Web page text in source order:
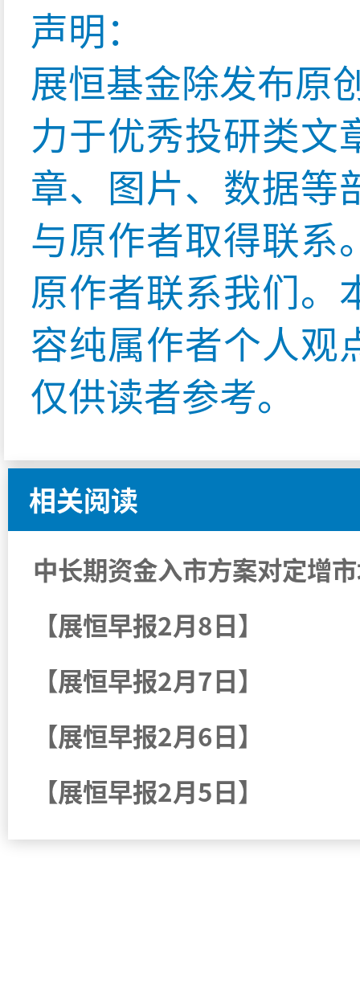
声明：
展恒基金除发布原
力于优秀投研类文
章、图片、数据等
与原作者取得联系
原作者联系我们。
容纯属作者个人观
仅供读者参考。
相关阅读
中长期资金入市方案对定增
【展恒早报2月8日】
【展恒早报2月7日】
【展恒早报2月6日】
【展恒早报2月5日】